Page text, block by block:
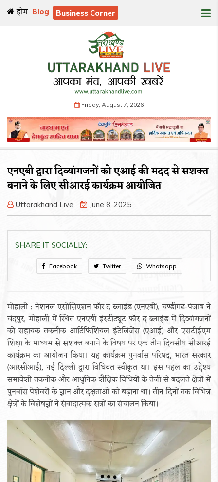
होम Blog Business Corner
Friday, August 7, 2026
एनएबी द्वारा दिव्यांगजनों को एआई की मदद से सशक्त
बनाने के लिए सीआरई कार्यक्रम आयोजित
Uttarakhand Live June 8, 2025
SHARE IT SOCIALLY:
Facebook Twitter Whatsapp
मोहाली : नेशनल एसोसिएशन फॉर द ब्लाइंड (एनएबी), चण्डीगढ़-पंजाब ने
चंदपुर, मोहाली में स्थित एनएबी इंस्टीट्यूट फॉर द ब्लाइंड में दिव्यांगजनों
को सहायक तकनीक आर्टिफिशियल इंटेलिजेंस (एआई) और एसटीईएम
शिक्षा के माध्यम से सशक्त बनाने के विषय पर एक तीन दिवसीय सीआरई
कार्यक्रम का आयोजन किया। यह कार्यक्रम पुनर्वास परिषद, भारत सरकार
(आरसीआई), नई दिल्ली द्वारा विधिवत स्वीकृत था। इस पहल का उद्देश्य
समावेशी तकनीक और आधुनिक शैक्षिक विधियों के तेजी से बदलते क्षेत्रों में
पुनर्वास पेशेवरों के ज्ञान और दक्षताओं को बढ़ाना था। तीन दिनों तक विभिन्न
क्षेत्रों के विशेषज्ञों ने संवादात्मक सत्रों का संचालन किया।